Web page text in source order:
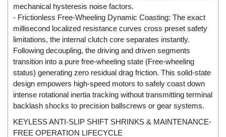
ELVEM Vietnam
Emaco
EMC PARTNER
EMCSOSIN
Emerson/Vertiv
EMG
Emotron
Endress+Hauser
mechanical hysteresis noise factors.
- Frictionless Free-Wheeling Dynamic Coasting: The exact
millisecond localized resistance curves cross preset safety
limitations, the internal clutch core separates instantly.
Following decoupling, the driving and driven segments
transition into a pure free-wheeling state (Free-wheeling
status) generating zero residual drag friction. This solid-state
design empowers high-speed motors to safely coast down
intense rotational inertia tracking without transmitting terminal
backlash shocks to precision ballscrews or gear systems.
KEYLESS ANTI-SLIP SHIFT SHRINKS & MAINTENANCE-
FREE OPERATION LIFECYCLE